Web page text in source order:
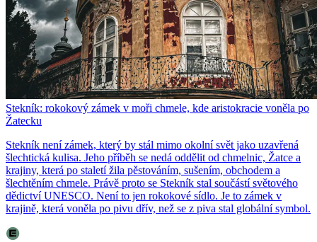
Stekník: rokokový zámek v moři chmele, kde aristokracie voněla po
Žatecku
Stekník není zámek, který by stál mimo okolní svět jako uzavřená
šlechtická kulisa. Jeho příběh se nedá oddělit od chmelnic, Žatce a
krajiny, která po staletí žila pěstováním, sušením, obchodem a
šlechtěním chmele. Právě proto se Stekník stal součástí světového
dědictví UNESCO. Není to jen rokokové sídlo. Je to zámek v
krajině, která voněla po pivu dřív, než se z piva stal globální symbol.